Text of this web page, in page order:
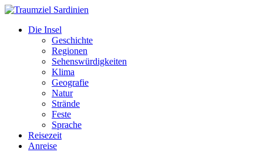
Die Insel
Geschichte
Regionen
Sehenswürdigkeiten
Klima
Geografie
Natur
Strände
Feste
Sprache
Reisezeit
Anreise